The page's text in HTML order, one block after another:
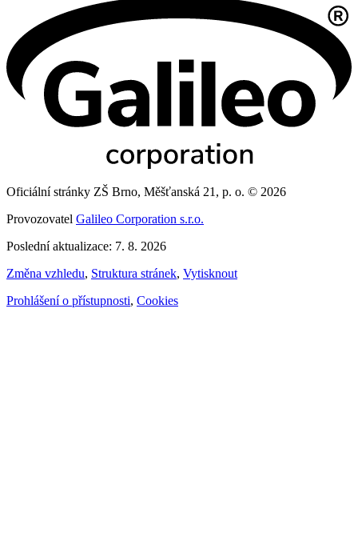
Oficiální stránky ZŠ Brno, Měšťanská 21, p. o. © 2026
Provozovatel Galileo Corporation s.r.o.
Poslední aktualizace: 7. 8. 2026
Změna vzhledu, Struktura stránek, Vytisknout
Prohlášení o přístupnosti, Cookies